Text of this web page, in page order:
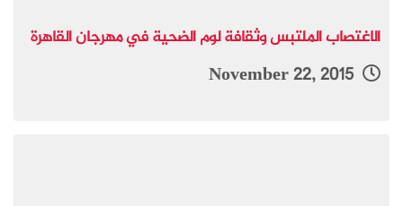
الاغتصاب الملتبس وثقافة لوم الضحية في مهرجان القاهرة